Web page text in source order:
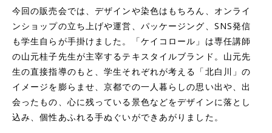
今回の販売会では、デザインや染色はもちろん、オンライ
ンショップの立ち上げや運営、パッケージング、SNS発信
も学生自らが手掛けました。「ケイコロール」は専任講師
の山元桂子先生が主宰するテキスタイルブランド。山元先
生の直接指導のもと、学生それぞれが考える「北白川」の
イメージを膨らませ、京都での一人暮らしの思い出や、出
会ったもの、心に残っている景色などをデザインに落とし
込み、個性あふれる手ぬぐいができあがりました。